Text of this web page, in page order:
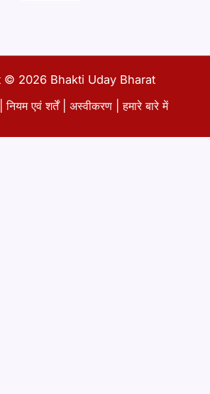
© 2026 Bhakti Uday Bharat
नियम एवं शर्तें| अस्वीकरण |हमारे बारे में